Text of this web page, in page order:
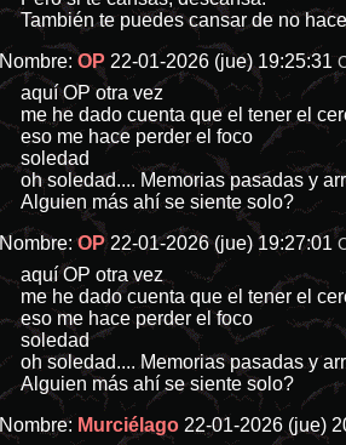
También te puedes cansar de no
Nombre:OP 22-01-2026 (jue) 19:25:31
aquí OP otra vez
me he dado cuenta que el tener el
eso me hace perder el foco
soledad
oh soledad.... Memorias pasadas y
Alguien más ahí se siente solo?
Nombre:OP 22-01-2026 (jue) 19:27:01
aquí OP otra vez
me he dado cuenta que el tener el
eso me hace perder el foco
soledad
oh soledad.... Memorias pasadas y
Alguien más ahí se siente solo?
Nombre: Murciélago 22-01-2026 (jue)